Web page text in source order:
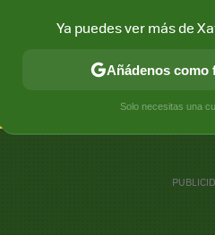
CONECTIVIDAD MÓVIL Y
Ya puedes ver más de
Añádenos como
Solo necesitas una